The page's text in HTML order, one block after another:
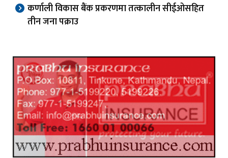
कर्णाली विकास बैंक प्रकरणमा तत्कालीन सीईओसहित
तीन जना पक्राउ